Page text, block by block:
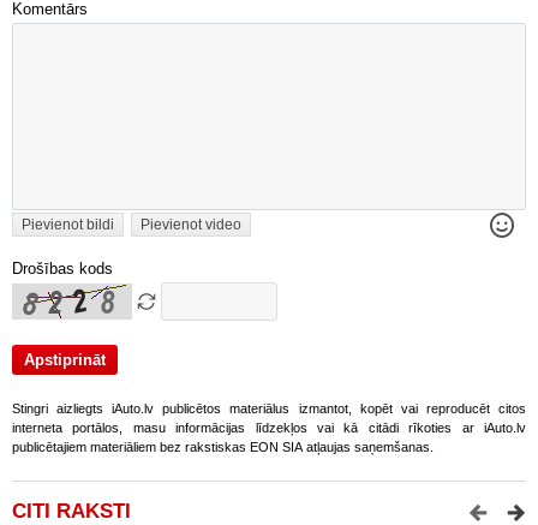
Komentārs
Pievienot bildi Pievienot video
Drošības kods
Stingri aizliegts iAuto.lv publicētos materiālus izmantot, kopēt vai reproducēt citos
interneta portālos, masu informācijas līdzekļos vai kā citādi rīkoties ar iAuto.lv
publicētajiem materiāliem bez rakstiskas EON SIA atļaujas saņemšanas.
CITI RAKSTI